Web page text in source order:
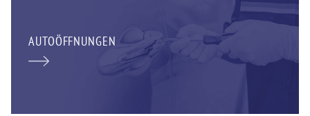
AUTOÖFFNUNGEN